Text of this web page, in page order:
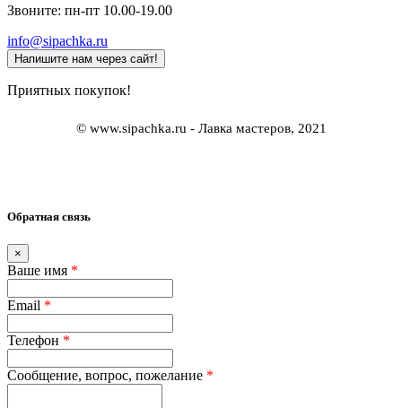
Звоните: пн-пт 10.00-19.00
info@sipachka.ru
Напишите нам через сайт!
Приятных покупок!
© www.sipachka.ru - Лавка мастеров, 2021
Обратная связь
×
Ваше имя *
Email *
Телефон *
Сообщение, вопрос, пожелание *